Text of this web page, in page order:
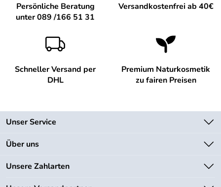
Persönliche Beratung
unter 089 /166 51 31
Versandkostenfrei ab 40€
Schneller Versand per
DHL
Premium Naturkosmetik
zu fairen Preisen
Unser Service
Kontakt
Lieferbedingungen
Über uns
Unsere Bestseller
Unsere Zahlarten